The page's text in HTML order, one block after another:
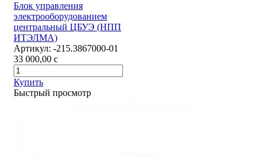
Блок управления
электрооборудованием
центральный ЦБУЭ (НПП
ИТЭЛМА)
Артикул: -215.3867000-01
33 000,00 c
Купить
Быстрый просмотр